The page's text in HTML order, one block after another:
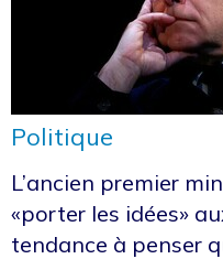
Politique
L’ancien premier
«porter les idées»
tendance à penser